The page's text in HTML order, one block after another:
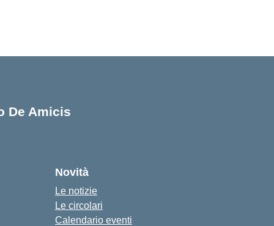
De Amicis
Novità
Le notizie
Le circolari
Calendario eventi